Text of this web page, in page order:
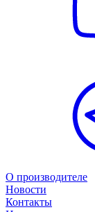
О производителе
Новости
Контакты